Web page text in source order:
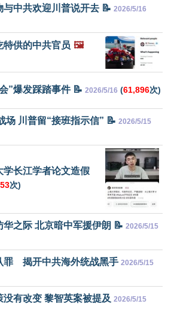
与中共欢迎川普说开去 📝 2026/5/16
特供的中共官员 🖼️
”爆发踩踏事件 📝 2026/5/16 (61,896次)
场 川普留“接班指示信” 📝 2026/5/15
学长江学者论文造假
次)
之际 北京暗中军援伊朗 📝 2026/5/15
罪 揭开中共海外统战黑手 2026/5/15
没有改变 黎智英案被提及 2026/5/15